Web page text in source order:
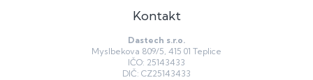
Kontakt
Dastech s.r.o.
Myslbekova 809/5, 415 01 Teplice
IČO: 25143433
DIČ: CZ25143433